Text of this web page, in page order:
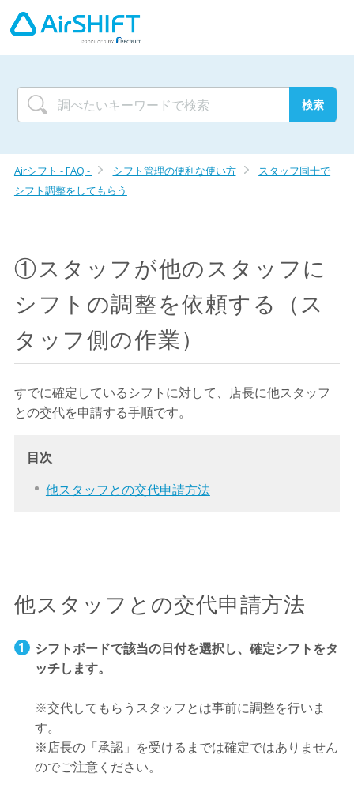
Airシフト - FAQ - シフト管理の便利な使い方
スタッフ同士で
シフト調整をしてもらう
①スタッフが他のスタッフに
シフトの調整を依頼する（ス
タッフ側の作業）
すでに確定しているシフトに対して、店長に他スタッフ
との交代を申請する手順です。
目次
他スタッフとの交代申請方法
他スタッフとの交代申請方法
シフトボードで該当の日付を選択し、確定シフトをタ
ッチします。
※交代してもらうスタッフとは事前に調整を行いま
す。
※店長の「承認」を受けるまでは確定ではありません
のでご注意ください。